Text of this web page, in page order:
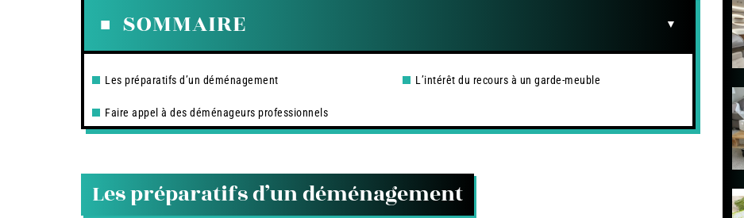
SOMMAIRE
Les préparatifs d’un déménagement
Faire appel à des déménageurs professionnels
L’intérêt du recours à un garde-meuble
Les préparatifs d’un déménagement